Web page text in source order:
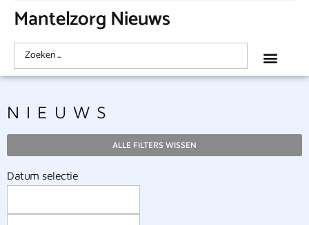
Mantelzorg Nieuws
NIEUWS
ALLE FILTERS WISSEN
Datum selectie